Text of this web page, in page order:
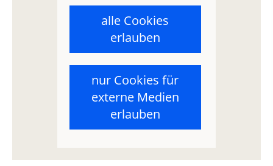
alle Cookies
erlauben
nur Cookies für
externe Medien
erlauben